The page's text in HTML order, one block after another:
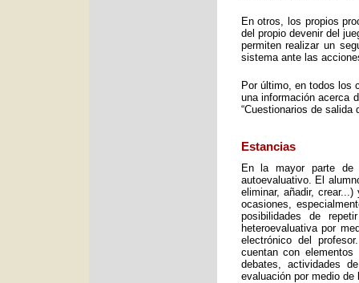
En otros, los propios
del propio devenir del
permiten realizar un
sistema ante las
Por último, en todos los
una información acerca
“Cuestionarios de salida
Estancias
En la mayor parte de
autoevaluativo. El
eliminar, añadir,
ocasiones,
posibilidades de
heteroevaluativa por
electrónico del
cuentan con
debates, actividades
evaluación por medio